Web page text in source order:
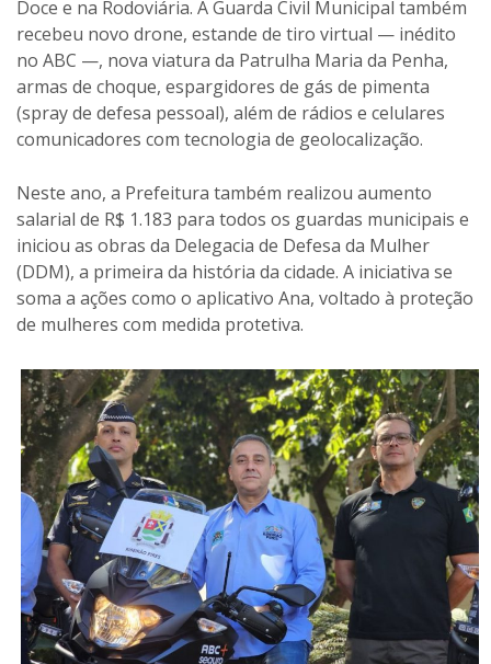
Doce e na Rodoviária. A Guarda Civil Municipal também
recebeu novo drone, estande de tiro virtual — inédito
no ABC —, nova viatura da Patrulha Maria da Penha,
armas de choque, espargidores de gás de pimenta
(spray de defesa pessoal), além de rádios e celulares
comunicadores com tecnologia de geolocalização.
Neste ano, a Prefeitura também realizou aumento
salarial de R$ 1.183 para todos os guardas municipais e
iniciou as obras da Delegacia de Defesa da Mulher
(DDM), a primeira da história da cidade. A iniciativa se
soma a ações como o aplicativo Ana, voltado à proteção
de mulheres com medida protetiva.